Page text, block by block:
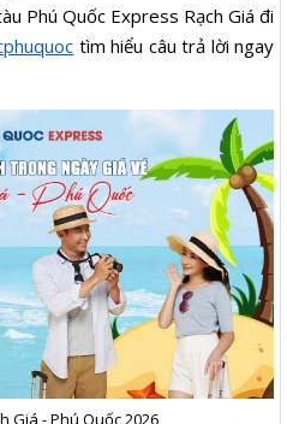
Phú Quốc Express Rạch Giá đi
tìm hiểu câu trả lời ngay
Giá - Phú Quốc 2026